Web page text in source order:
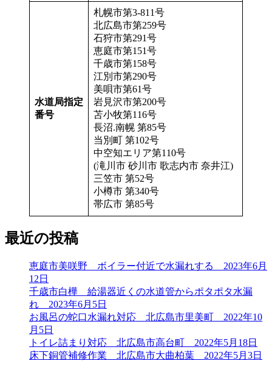
水道局指定
番号
札幌市第3-811号
北広島市第259号
石狩市第291号
恵庭市第151号
千歳市第158号
江別市第290号
美唄市第61号
岩見沢市第200号
苫小牧第116号
長沼.南幌 第85号
当別町 第102号
中空知エリア第110号
(滝川市 砂川市 歌志内市 奈井江)
三笠市 第52号
小樽市 第340号
帯広市 第85号
最近の投稿
恵庭市美咲野 ボイラー付近で水漏れする 2023年6月
12日
千歳市白樺 給湯器近くの水道管からポタポタ水漏
れ 2023年6月5日
お風呂の蛇口水漏れ対応 北広島市里美町 2022年10
月5日
トイレ詰まり対応 北広島市高台町 2022年5月18日
床下銅管補修作業 北広島市大曲柏葉 2022年5月3日